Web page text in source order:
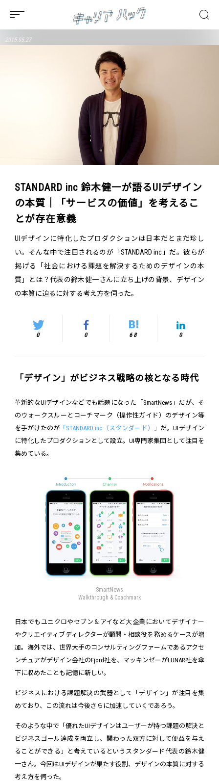
2015.05.27
STANDARD inc 鈴木健一が語るUIデザイン
の本質｜「サービスの価値」を考えるこ
とが存在意義
UIデザインに特化したプロダクションは日本だとまだ珍し
い。そんな中で注目されるのが「STANDARD inc」だ。彼らが
掲げる「社会における課題を解決するためのデザインの本
質」とは？代表の鈴木健一さんに立ち上げの背景、デザイン
の本質に迫るに対する考え方を伺った。
0 0 68 0
「デザイン」がビジネス戦略の核となる時代
革新的なUIデザインなどでも話題になった「SmartNews」だが、そ
のウォークスルーとコーチマーク（操作性ガイド）のデザイン等
を手がけたのが 「STANDARD inc（スタンダード）」 だ。UIデザイン
に特化したプロダクションとして設立。UI専門家集団として注目を
集めている。
SmartNews
Walkthrough & Coachmark
日本でもユニクロやセブン＆アイなど大企業においてデザイナー
やクリエイティブディレクターが顧問・相談役を務めるケースが増
加。海外では、世界大手のコンサルティングファームであるアクセ
ンチュアがデザイン会社のFjord社を、マッキンゼーがLUNAR社を傘
下に収めたことも記憶に新しい。
ビジネスにおける課題解決の武器として「デザイン」が注目を集
めており、この流れは今後さらに加速していくであろう。
そのような中で「優れたUIデザインはユーザーが持つ課題の解決と
ビジネスゴール達成を両立し、関わった双方に対して便益を与え
ることができる」と考えているというスタンダード代表の鈴木健
一さん。今回はUIデザインが果たす役割、デザインの本質に対する
考え方を伺った。